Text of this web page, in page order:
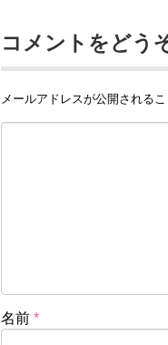
コメントをどう
メールアドレスが公開されるこ
名前 *